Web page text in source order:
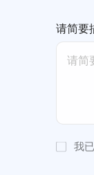
请简要
我